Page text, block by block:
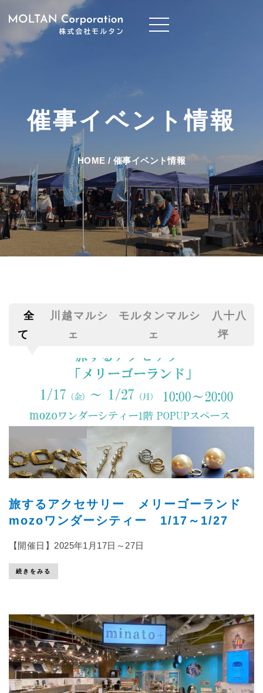
催事イベント情報
HOME / 催事イベント情報
全
て
川越マルシ
ェ
モルタンマルシ
ェ
八十八
坪
旅するアクセサリー メリーゴーランド
mozoワンダーシティー 1/17～1/27
【開催日】2025年1月17日～27日
続きをみる